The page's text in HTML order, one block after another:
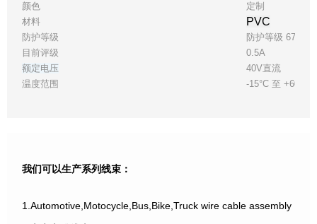
颜色
定制
材料
PVC
防护等级
防护等级 67
目前评级
0.5A
额定电压
40V直流
温度范围
-15°C 至 +60°C
我们可以生产系列线束：
1.Automotive,Motocycle,Bus,Bike,Truck wire cable assembly